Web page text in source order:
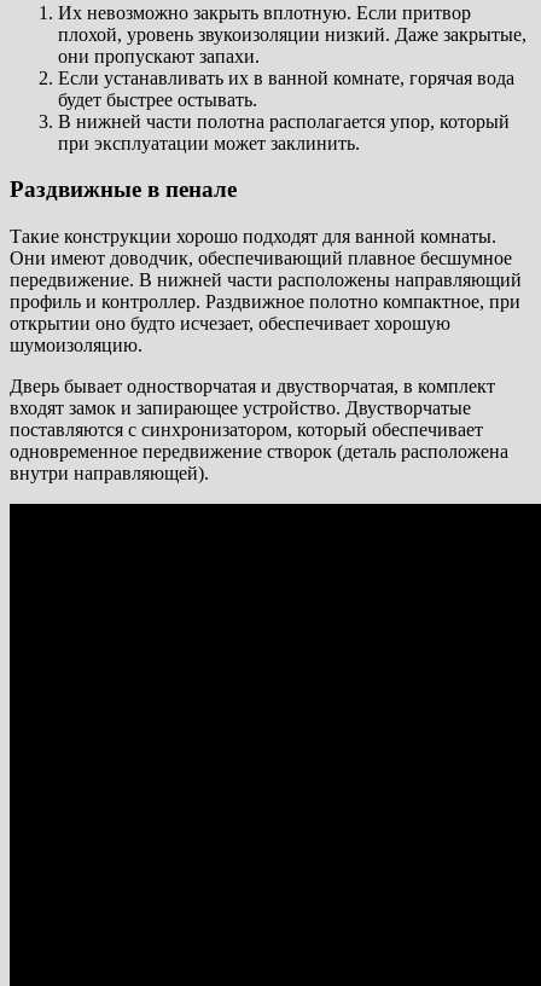
Их невозможно закрыть вплотную. Если притвор
плохой, уровень звукоизоляции низкий. Даже закрытые,
они пропускают запахи.
Если устанавливать их в ванной комнате, горячая вода
будет быстрее остывать.
В нижней части полотна располагается упор, который
при эксплуатации может заклинить.
Раздвижные в пенале
Такие конструкции хорошо подходят для ванной комнаты.
Они имеют доводчик, обеспечивающий плавное бесшумное
передвижение. В нижней части расположены направляющий
профиль и контроллер. Раздвижное полотно компактное, при
открытии оно будто исчезает, обеспечивает хорошую
шумоизоляцию.
Дверь бывает одностворчатая и двустворчатая, в комплект
входят замок и запирающее устройство. Двустворчатые
поставляются с синхронизатором, который обеспечивает
одновременное передвижение створок (деталь расположена
внутри направляющей).